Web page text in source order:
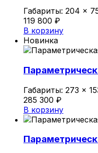
Габариты: 204 ×
119 800 ₽
В корзину
Новинка
Габариты: 273 ×
285 300 ₽
В корзину